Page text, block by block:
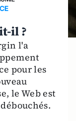
il ?
l'a
pour les
le Web est